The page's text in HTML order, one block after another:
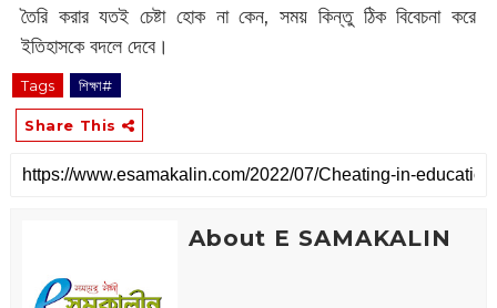
তৈরি করার যতই চেষ্টা হোক না কেন, সময় কিন্তু ঠিক বিবেচনা করে
ইতিহাসকে বদলে দেবে।‌
Tags শিক্ষা#
Share This
About E SAMAKALIN